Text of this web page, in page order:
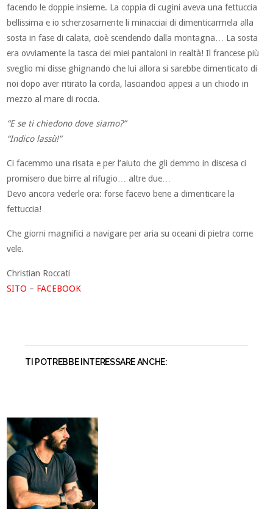
facendo le doppie insieme. La coppia di cugini aveva una fettuccia
bellissima e io scherzosamente li minacciai di dimenticarmela alla
sosta in fase di calata, cioè scendendo dalla montagna… La sosta
era ovviamente la tasca dei miei pantaloni in realtà! Il francese più
sveglio mi disse ghignando che lui allora si sarebbe dimenticato di
noi dopo aver ritirato la corda, lasciandoci appesi a un chiodo in
mezzo al mare di roccia.
“E se ti chiedono dove siamo?”
“Indico lassù!”
Ci facemmo una risata e per l’aiuto che gli demmo in discesa ci
promisero due birre al rifugio… altre due…
Devo ancora vederle ora: forse facevo bene a dimenticare la
fettuccia!
Che giorni magnifici a navigare per aria su oceani di pietra come
vele.
Christian Roccati
SITO – FACEBOOK
TI POTREBBE INTERESSARE ANCHE: